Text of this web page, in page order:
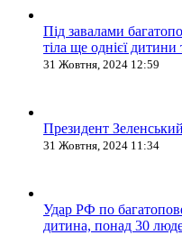
Під завалами
тіла ще однієї дитини
31 Жовтня, 2024 12:59
Президент
31 Жовтня, 2024 11:34
Удар РФ по
дитина, понад 30